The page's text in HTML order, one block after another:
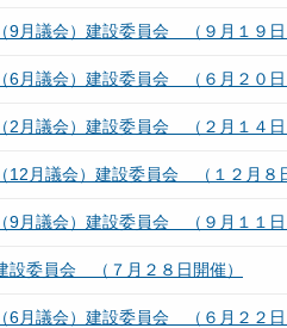
9月議会）建設委員会 （９月１９日
6月議会）建設委員会 （６月２０日
2月議会）建設委員会 （２月１４日
12月議会）建設委員会 （１２月８
9月議会）建設委員会 （９月１１日
設委員会 （７月２８日開催）
6月議会）建設委員会 （６月２２日